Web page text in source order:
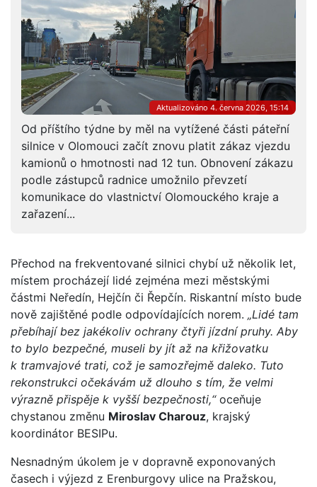
Aktualizováno 4. června 2026, 15:14
Od příštího týdne by měl na vytížené části páteřní
silnice v Olomouci začít znovu platit zákaz vjezdu
kamionů o hmotnosti nad 12 tun. Obnovení zákazu
podle zástupců radnice umožnilo převzetí
komunikace do vlastnictví Olomouckého kraje a
zařazení...
Přechod na frekventované silnici chybí už několik let,
místem procházejí lidé zejména mezi městskými
částmi Neředín, Hejčín či Řepčín. Riskantní místo bude
nově zajištěné podle odpovídajících norem. „Lidé tam
přebíhají bez jakékoliv ochrany čtyři jízdní pruhy. Aby
to bylo bezpečné, museli by jít až na křižovatku
k tramvajové trati, což je samozřejmě daleko. Tuto
rekonstrukci očekávám už dlouho s tím, že velmi
výrazně přispěje k vyšší bezpečnosti,“ oceňuje
chystanou změnu Miroslav Charouz, krajský
koordinátor BESIPu.
Nesnadným úkolem je v dopravně exponovaných
časech i výjezd z Erenburgovy ulice na Pražskou,